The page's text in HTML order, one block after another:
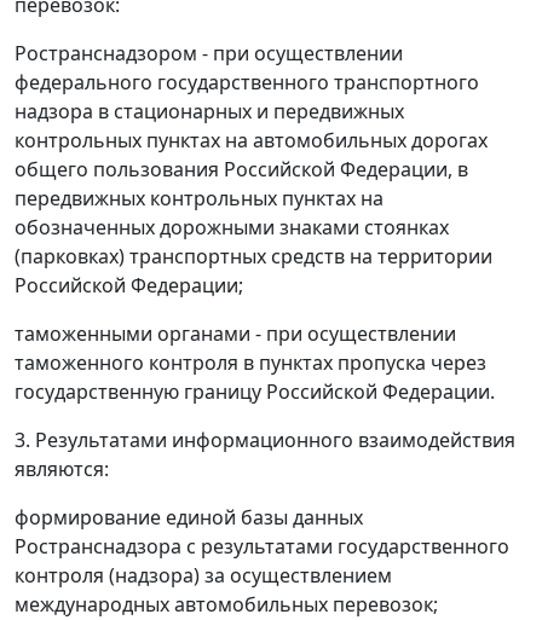
перевозок:
Ространснадзором - при осуществлении
федерального государственного транспортного
надзора в стационарных и передвижных
контрольных пунктах на автомобильных дорогах
общего пользования Российской Федерации, в
передвижных контрольных пунктах на
обозначенных дорожными знаками стоянках
(парковках) транспортных средств на территории
Российской Федерации;
таможенными органами - при осуществлении
таможенного контроля в пунктах пропуска через
государственную границу Российской Федерации.
3. Результатами информационного взаимодействия
являются:
формирование единой базы данных
Ространснадзора с результатами государственного
контроля (надзора) за осуществлением
международных автомобильных перевозок;